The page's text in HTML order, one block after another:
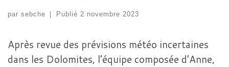
par sebche | Publié 2 novembre 2023
Après revue des prévisions météo incertaines
dans les Dolomites, l’équipe composée d’Anne,